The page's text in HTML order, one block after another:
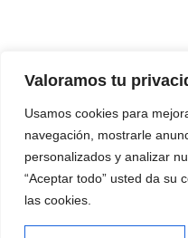
Valoramos tu
Usamos cookies para
navegación, mostrarle
personalizados y analizar
“Aceptar todo” usted da su
las cookies.